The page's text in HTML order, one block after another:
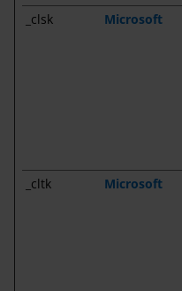
_clsk Microsoft
_cltk Microsoft